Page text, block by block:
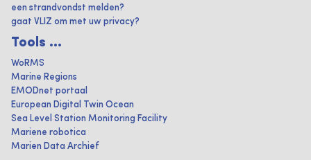
een strandvondst melden?
gaat VLIZ om met uw privacy?
Tools ...
WoRMS
Marine Regions
EMODnet portaal
European Digital Twin Ocean
Sea Level Station Monitoring Facility
Mariene robotica
Marien Data Archief